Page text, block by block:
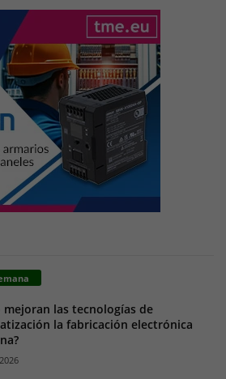
mejoran las tecnologías de
la fabricación electrónica